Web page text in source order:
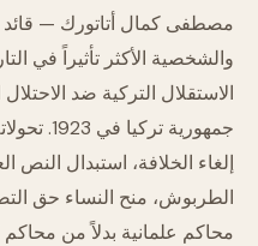
مصطفى كمال أتاتورك —
والشخصية الأكثر تأثيراً في
الاستقلال التركية ضد
جمهورية
إلغاء الخلافة، استبدال النص
الطربوش، منح النساء حق
محاكم علمانية بدلاً من